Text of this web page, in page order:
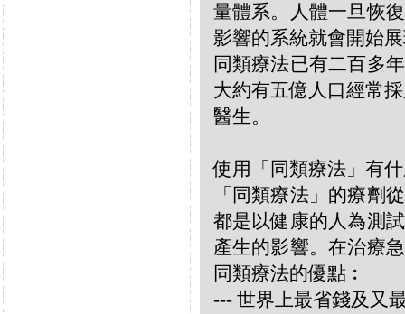
量體系。人體一旦恢
影響的系統就會開始
同類療法已有二百多
大約有五億人口經常
醫生。
使用「同類療法」有
「同類療法」的療劑
都是以健康的人為測
產生的影響。在治療
同類療法的優點︰
--- 世界上最省錢及又